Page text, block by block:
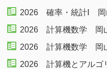
2026 確率・統計Ⅰ 岡
2026 計算機数学 岡
2026 計算機数学 岡
2026 計算機とアルゴ